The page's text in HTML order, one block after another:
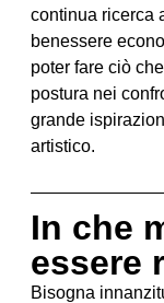
continua ricerca
benessere
poter fare ciò
postura nei
grande
artistico.
In che
essere
Bisogna